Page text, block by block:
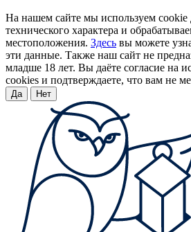
На нашем сайте мы используем
технического характера и
местоположения. Здесь вы можете
эти данные. Также наш сайт не
младше 18 лет. Вы даёте согласие на
cookies и подтверждаете, что вам не
Да Нет